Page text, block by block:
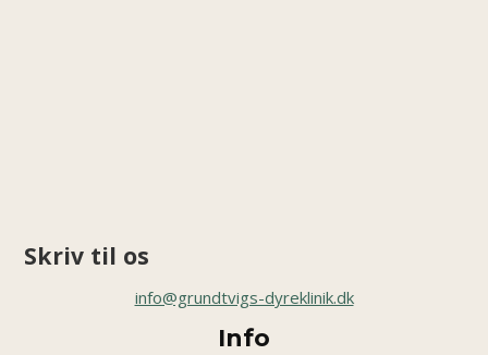
Skriv til os
info@grundtvigs-dyreklinik.dk
Info